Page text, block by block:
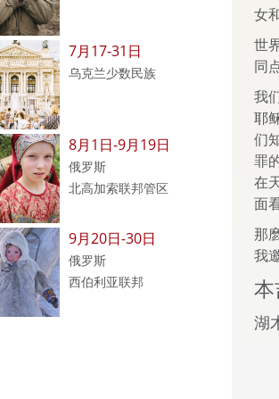
7月17-31日
乌克兰少数民族
8月1日-9月19日
俄罗斯
北高加索联邦管区
9月20日-30日
俄罗斯
西伯利亚联邦
女
世
同
我
耶
们
罪
在
面
那
我
湖